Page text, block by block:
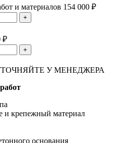
и материалов 154 000 ₽
₽
У МЕНЕДЖЕРА
и крепежный материал
основания